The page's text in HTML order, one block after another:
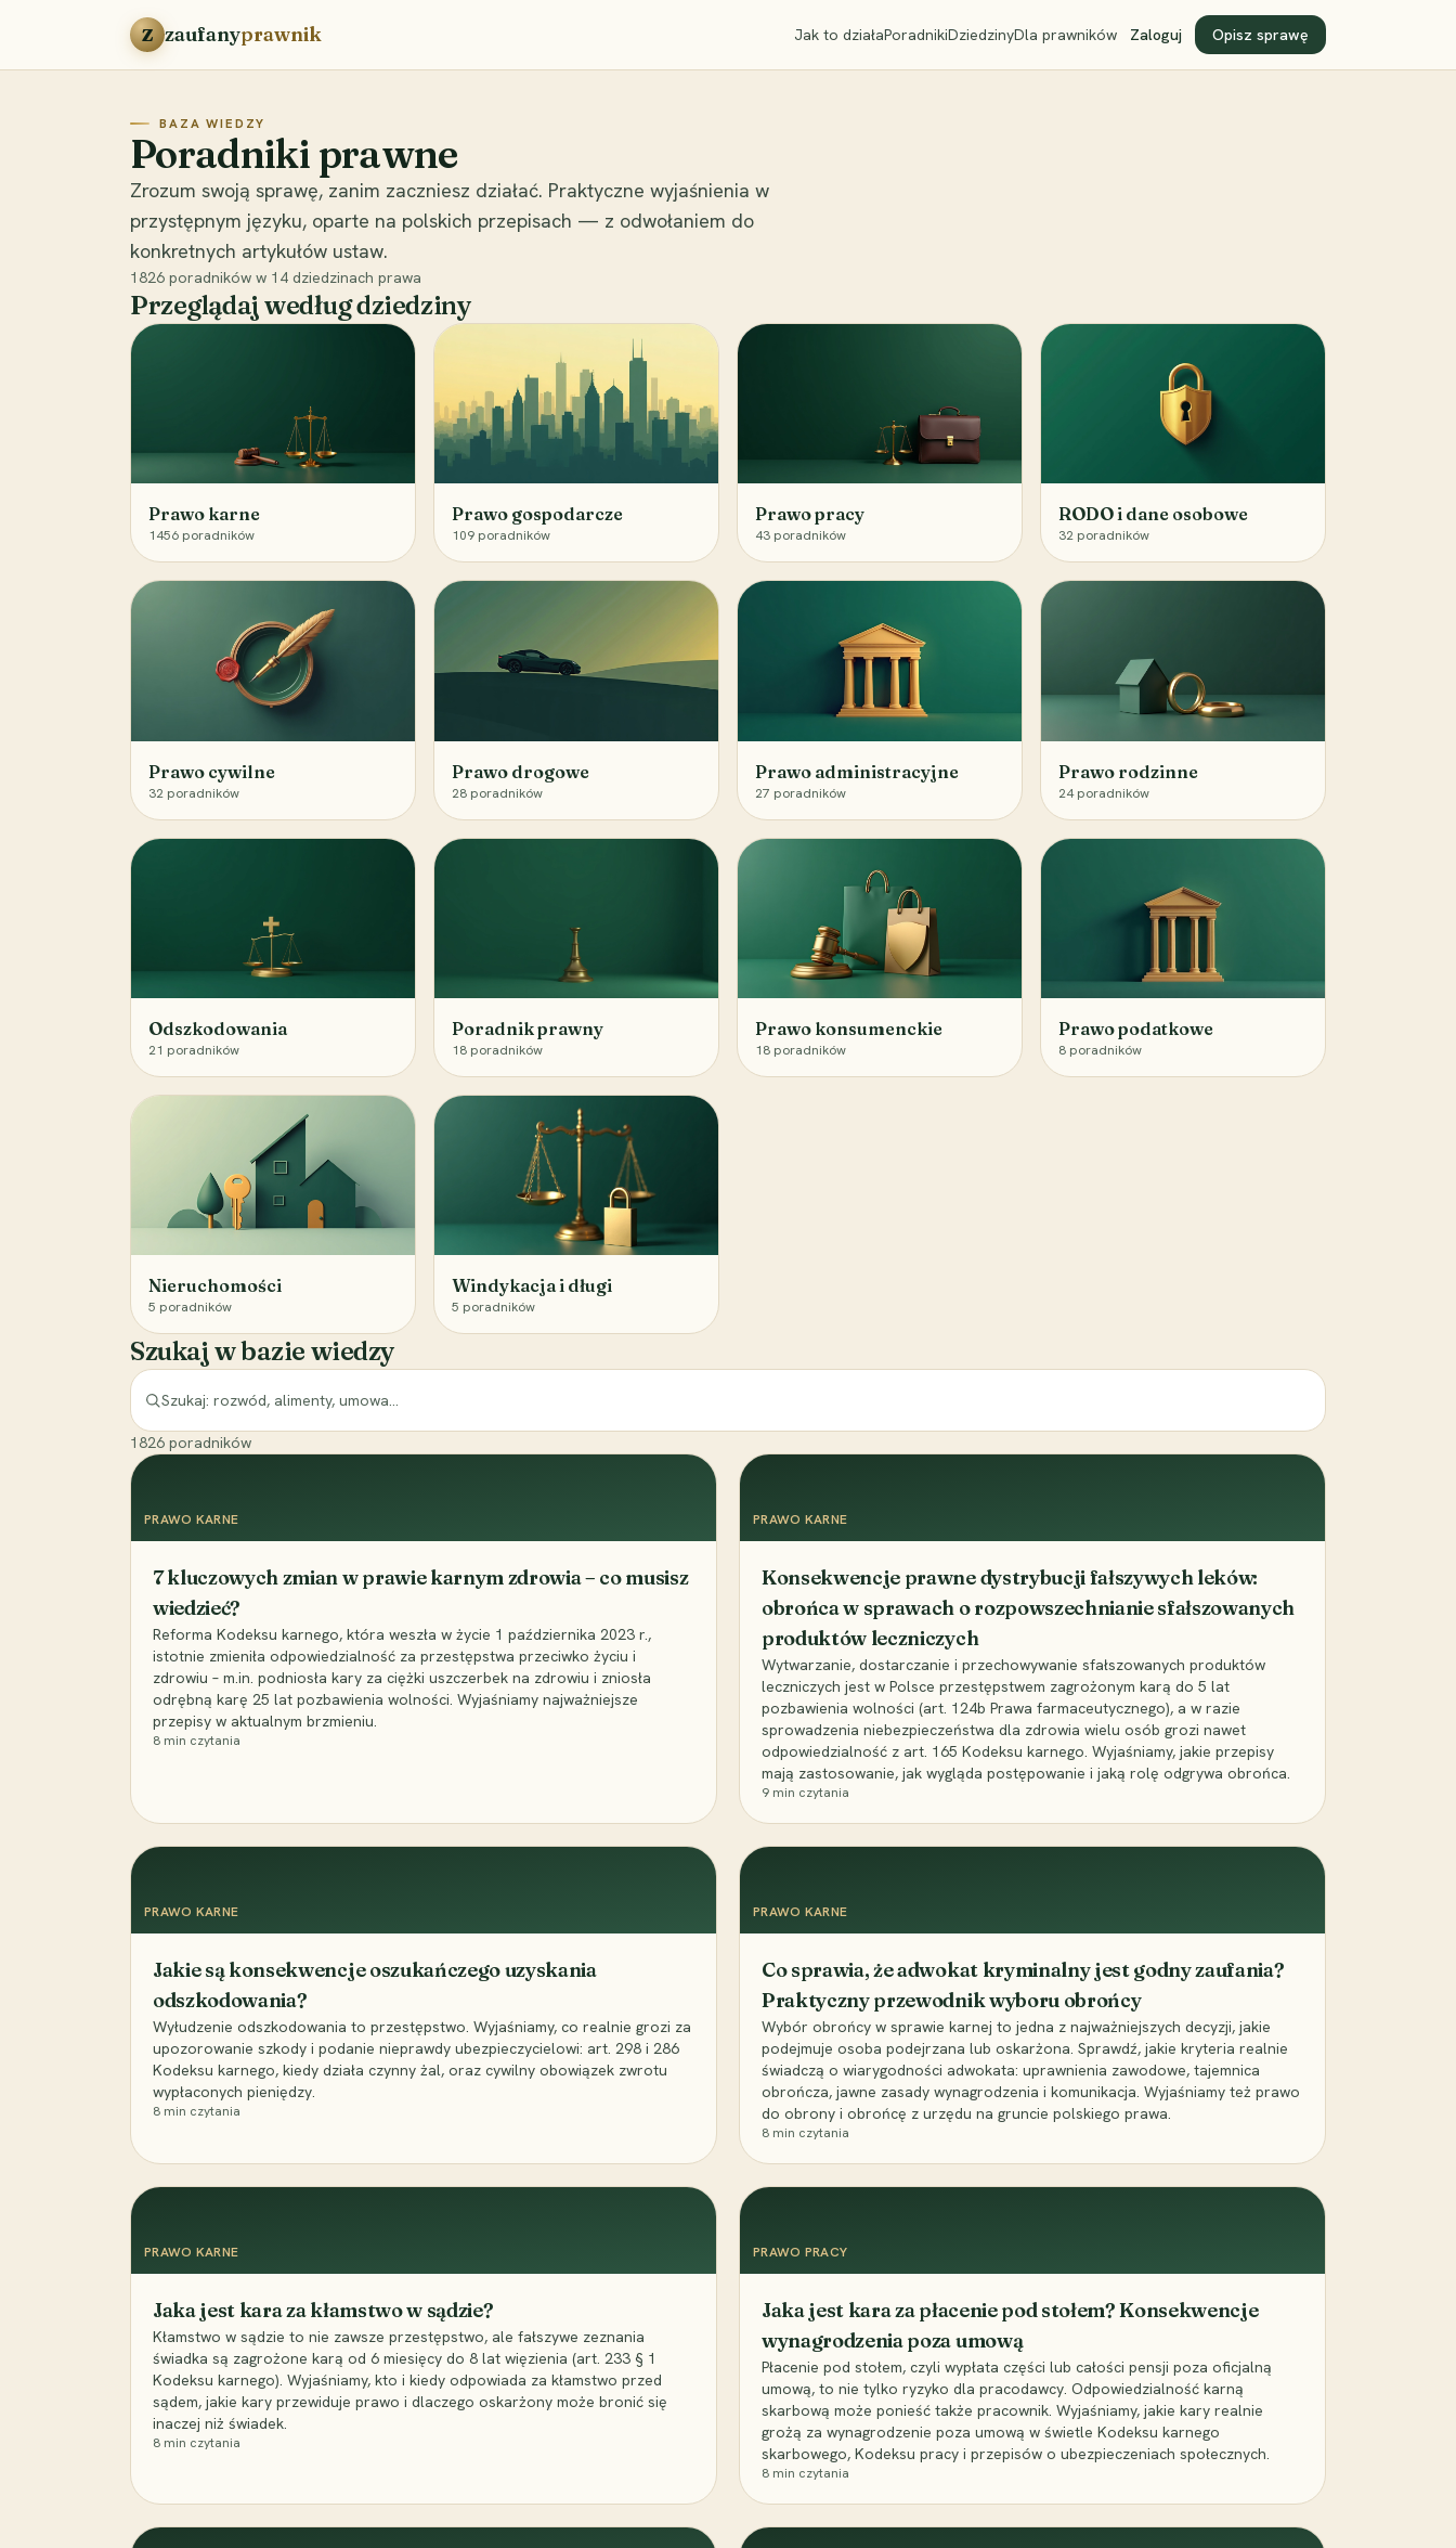
Przejdź do treści
Z zaufanyprawnik Jak to działaPoradnikiDziedzinyDla prawników Zaloguj Opisz sprawę
BAZA WIEDZY
Poradniki prawne
Zrozum swoją sprawę, zanim zaczniesz działać. Praktyczne wyjaśnienia w
przystępnym języku, oparte na polskich przepisach — z odwołaniem do
konkretnych artykułów ustaw.
1826 poradników w 14 dziedzinach prawa
Przeglądaj według dziedziny
Prawo karne
1456 poradników
Prawo gospodarcze
109 poradników
Prawo pracy
43 poradników
RODO i dane osobowe
32 poradników
Prawo cywilne
32 poradników
Prawo drogowe
28 poradników
Prawo administracyjne
27 poradników
Prawo rodzinne
24 poradników
Odszkodowania
21 poradników
Poradnik prawny
18 poradników
Prawo konsumenckie
18 poradników
Prawo podatkowe
8 poradników
Nieruchomości
5 poradników
Windykacja i długi
5 poradników
Szukaj w bazie wiedzy
1826 poradników
PRAWO KARNE
7 kluczowych zmian w prawie karnym zdrowia – co musisz
wiedzieć?
Reforma Kodeksu karnego, która weszła w życie 1 października 2023 r.,
istotnie zmieniła odpowiedzialność za przestępstwa przeciwko życiu i
zdrowiu – m.in. podniosła kary za ciężki uszczerbek na zdrowiu i zniosła
odrębną karę 25 lat pozbawienia wolności. Wyjaśniamy najważniejsze
przepisy w aktualnym brzmieniu.
8 min czytania
PRAWO KARNE
Konsekwencje prawne dystrybucji fałszywych leków:
obrońca w sprawach o rozpowszechnianie sfałszowanych
produktów leczniczych
Wytwarzanie, dostarczanie i przechowywanie sfałszowanych produktów
leczniczych jest w Polsce przestępstwem zagrożonym karą do 5 lat
pozbawienia wolności (art. 124b Prawa farmaceutycznego), a w razie
sprowadzenia niebezpieczeństwa dla zdrowia wielu osób grozi nawet
odpowiedzialność z art. 165 Kodeksu karnego. Wyjaśniamy, jakie przepisy
mają zastosowanie, jak wygląda postępowanie i jaką rolę odgrywa obrońca.
9 min czytania
PRAWO KARNE
Jakie są konsekwencje oszukańczego uzyskania
odszkodowania?
Wyłudzenie odszkodowania to przestępstwo. Wyjaśniamy, co realnie grozi za
upozorowanie szkody i podanie nieprawdy ubezpieczycielowi: art. 298 i 286
Kodeksu karnego, kiedy działa czynny żal, oraz cywilny obowiązek zwrotu
wypłaconych pieniędzy.
8 min czytania
PRAWO KARNE
Co sprawia, że adwokat kryminalny jest godny zaufania?
Praktyczny przewodnik wyboru obrońcy
Wybór obrońcy w sprawie karnej to jedna z najważniejszych decyzji, jakie
podejmuje osoba podejrzana lub oskarżona. Sprawdź, jakie kryteria realnie
świadczą o wiarygodności adwokata: uprawnienia zawodowe, tajemnica
obrończa, jawne zasady wynagrodzenia i komunikacja. Wyjaśniamy też prawo
do obrony i obrońcę z urzędu na gruncie polskiego prawa.
8 min czytania
PRAWO KARNE
Jaka jest kara za kłamstwo w sądzie?
Kłamstwo w sądzie to nie zawsze przestępstwo, ale fałszywe zeznania
świadka są zagrożone karą od 6 miesięcy do 8 lat więzienia (art. 233 § 1
Kodeksu karnego). Wyjaśniamy, kto i kiedy odpowiada za kłamstwo przed
sądem, jakie kary przewiduje prawo i dlaczego oskarżony może bronić się
inaczej niż świadek.
8 min czytania
PRAWO PRACY
Jaka jest kara za płacenie pod stołem? Konsekwencje
wynagrodzenia poza umową
Płacenie pod stołem, czyli wypłata części lub całości pensji poza oficjalną
umową, to nie tylko ryzyko dla pracodawcy. Odpowiedzialność karną
skarbową może ponieść także pracownik. Wyjaśniamy, jakie kary realnie
grożą za wynagrodzenie poza umową w świetle Kodeksu karnego
skarbowego, Kodeksu pracy i przepisów o ubezpieczeniach społecznych.
8 min czytania